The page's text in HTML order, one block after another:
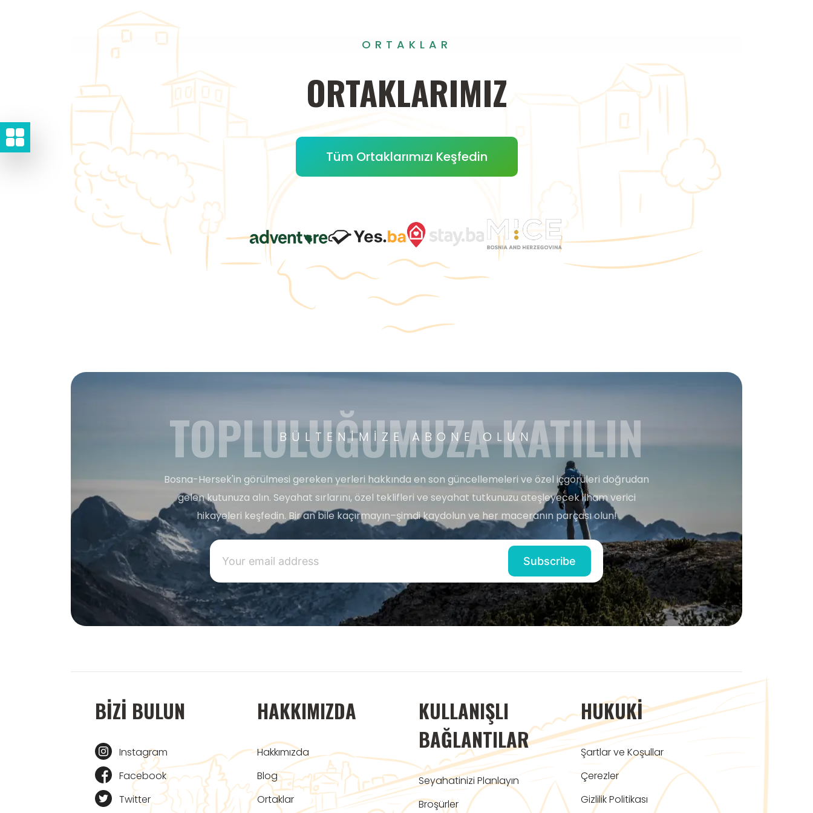
ORTAKLAR
ORTAKLARIMIZ
Tüm Ortaklarımızı Keşfedin
BÜLTENIMIZE ABONE OLUN
TOPLULUĞUMUZA KATILIN
Bosna-Hersek'in görülmesi gereken yerleri hakkında en son güncellemeleri ve özel içgörüleri doğrudan
gelen kutunuza alın. Seyahat sırlarını, özel teklifleri ve seyahat tutkunuzu ateşleyecek ilham verici
hikayeleri keşfedin. Bir an bile kaçırmayın–şimdi kaydolun ve her maceranın parçası olun!
BIZI BULUN
Instagram
Facebook
Twitter
HAKKIMIZDA
Hakkımızda
Blog
Ortaklar
KULLANIŞLI
BAĞLANTILAR
Seyahatinizi Planlayın
Broşürler
HUKUKI
Şartlar ve Koşullar
Çerezler
Gizlilik Politikası